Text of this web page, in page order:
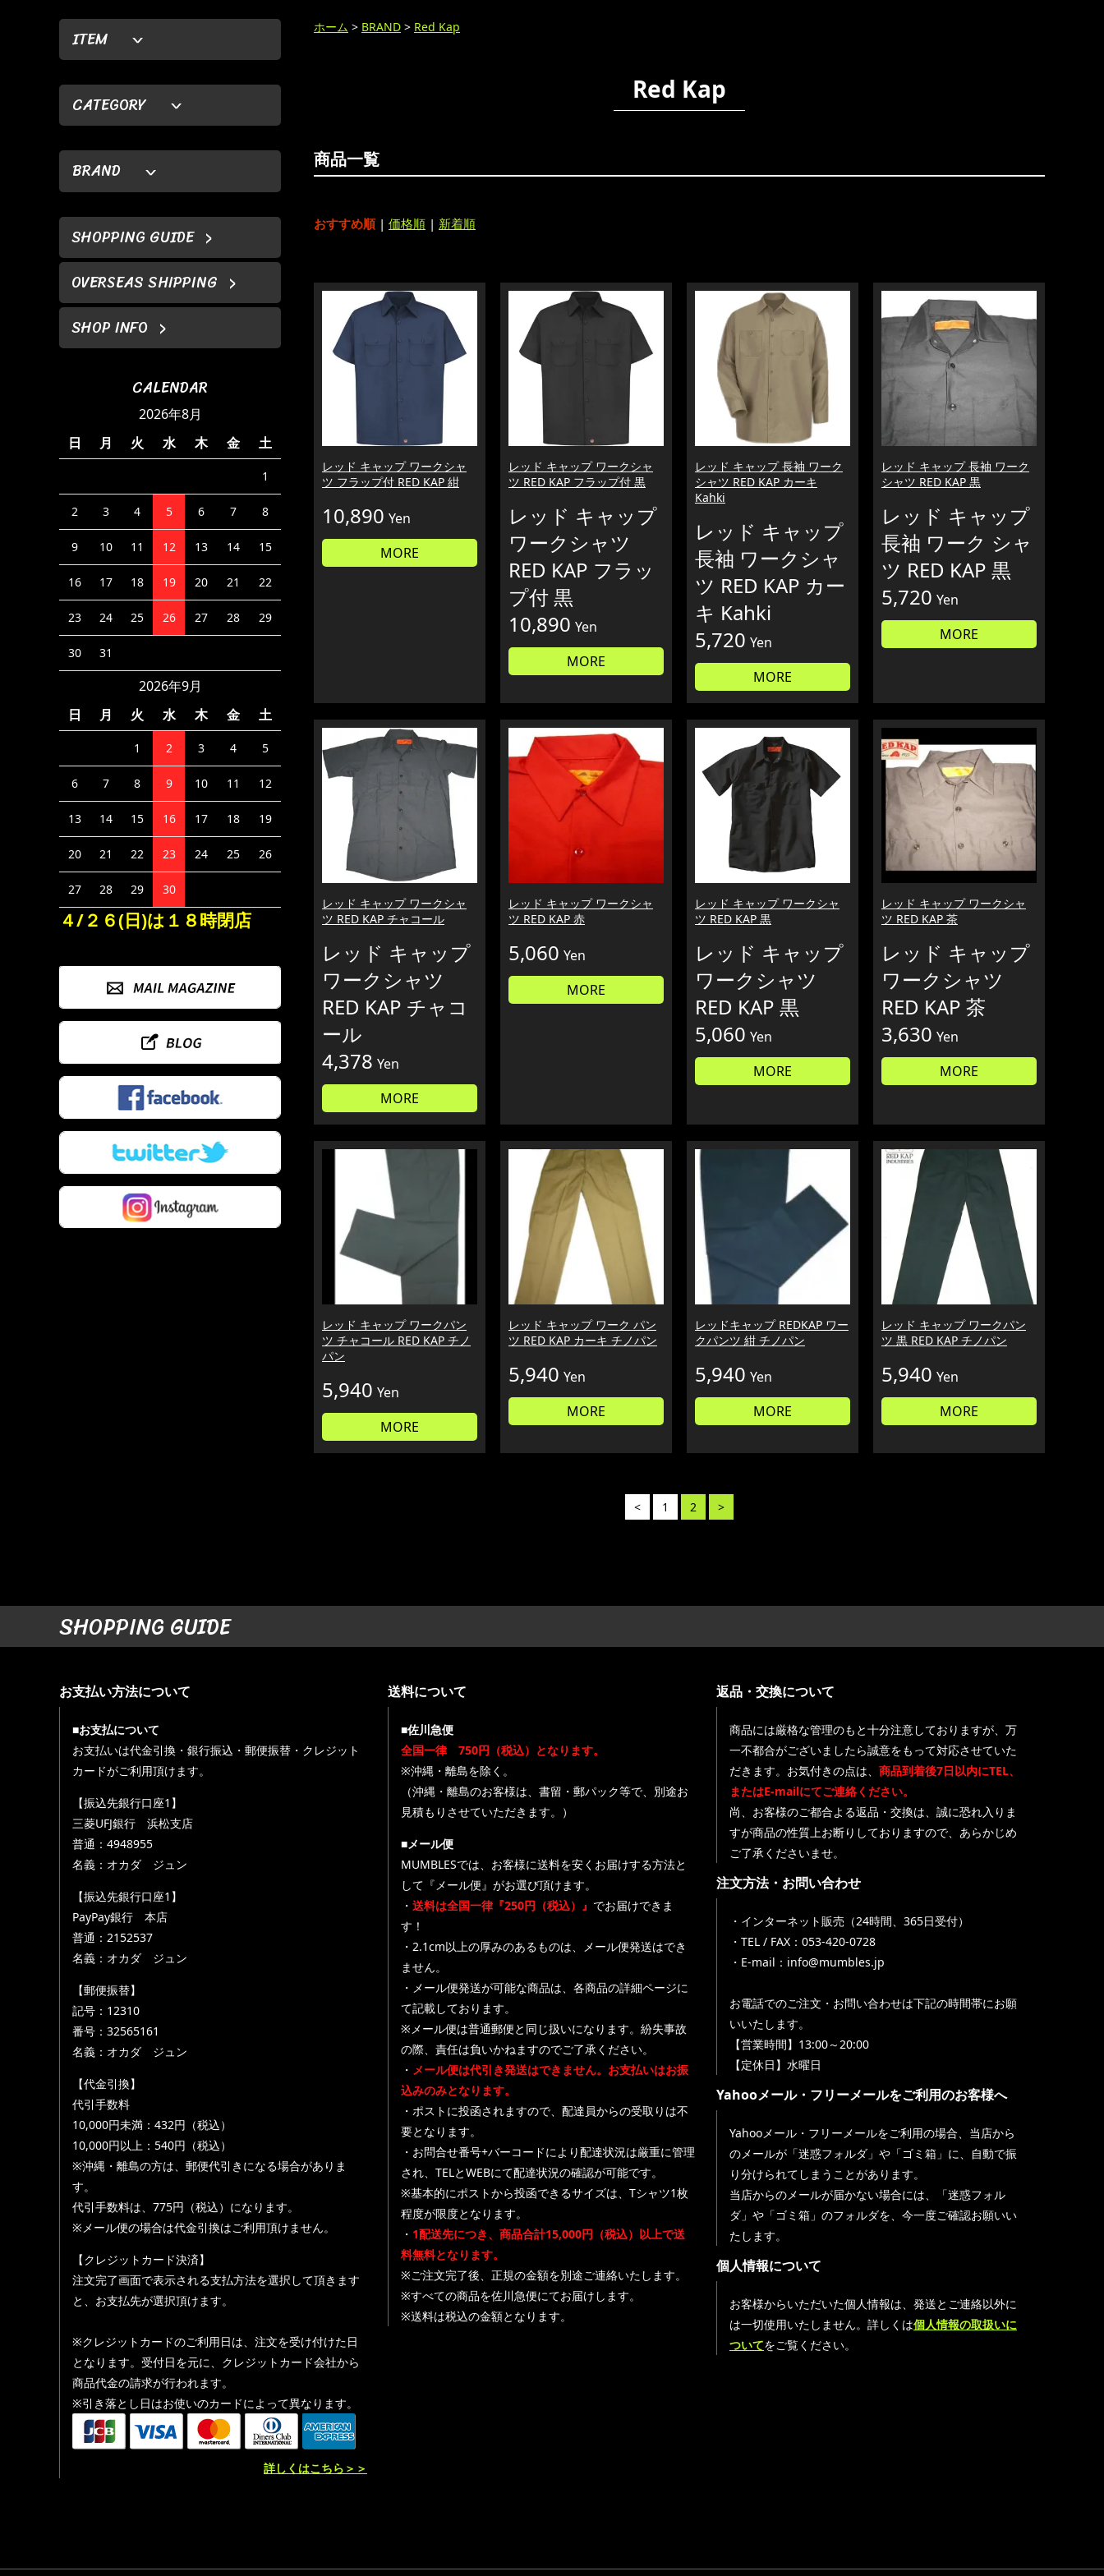
ITEM
CATEGORY
BRAND
SHOPPING GUIDE
OVERSEAS SHIPPING
SHOP INFO
CALENDAR
2026年8月
日
月 火 水 木 金 土
1
2 3 4 5 6 7 8
9 10 11 12 13 14 15
16 17 18 19 20 21 22
23 24 25 26 27 28 29
30 31
2026年9月
日
月 火 水 木 金 土
1 2 3 4 5
6 7 8 9 10 11 12
13 14 15 16 17 18 19
20 21 22 23 24 25 26
27 28 29 30
４/２６(日)は１８時閉店
ホーム > BRAND > Red Kap
Red Kap
商品一覧
おすすめ順| 価格順 | 新着順
レッド キャップ ワークシャ
ツ フラップ付 RED KAP 紺
10,890 Yen
MORE
レッド キャップ ワークシャ
ツ RED KAP フラップ付 黒
レッド キャップ
ワークシャツ
RED KAP フラッ
プ付 黒
10,890 Yen
MORE
レッド キャップ 長袖 ワーク
シャツ RED KAP カーキ
Kahki
レッド キャップ
長袖 ワークシャ
ツ RED KAP カー
キ Kahki
5,720 Yen
MORE
レッド キャップ 長袖 ワーク
シャツ RED KAP 黒
レッド キャップ
長袖 ワーク シャ
ツ RED KAP 黒
5,720 Yen
MORE
レッド キャップ ワークシャ
ツ RED KAP チャコール
レッド キャップ
ワークシャツ
RED KAP チャコ
ール
4,378 Yen
MORE
レッド キャップ ワークシャ
ツ RED KAP 赤
5,060 Yen
MORE
レッド キャップ ワークシャ
ツ RED KAP 黒
レッド キャップ
ワークシャツ
RED KAP 黒
5,060 Yen
MORE
レッド キャップ ワークシャ
ツ RED KAP 茶
レッド キャップ
ワークシャツ
RED KAP 茶
3,630 Yen
MORE
レッド キャップ ワークパン
ツ チャコール RED KAP チノ
パン
5,940 Yen
MORE
レッド キャップ ワーク パン
ツ RED KAP カーキ チノパン
5,940 Yen
MORE
レッドキャップ REDKAP ワー
クパンツ 紺 チノパン
5,940 Yen
MORE
レッド キャップ ワークパン
ツ 黒 RED KAP チノパン
5,940 Yen
MORE
< 1 2 >
SHOPPING GUIDE
お支払い方法について
■お支払について
お支払いは代金引換・銀行振込・郵便振替・クレジット
カードがご利用頂けます。
【振込先銀行口座1】
三菱UFJ銀行 浜松支店
普通：4948955
名義：オカダ ジュン
【振込先銀行口座1】
PayPay銀行 本店
普通：2152537
名義：オカダ ジュン
【郵便振替】
記号：12310
番号：32565161
名義：オカダ ジュン
【代金引換】
代引手数料
10,000円未満：432円（税込）
10,000円以上：540円（税込）
※沖縄・離島の方は、郵便代引きになる場合がありま
す。
代引手数料は、775円（税込）になります。
※メール便の場合は代金引換はご利用頂けません。
【クレジットカード決済】
注文完了画面で表示される支払方法を選択して頂きます
と、お支払先が選択頂けます。
※クレジットカードのご利用日は、注文を受け付けた日
となります。受付日を元に、クレジットカード会社から
商品代金の請求が行われます。
※引き落とし日はお使いのカードによって異なります。
詳しくはこちら＞＞
送料について
■佐川急便
全国一律 750円（税込）となります。
※沖縄・離島を除く。
（沖縄・離島のお客様は、書留・郵パック等で、別途お
見積もりさせていただきます。）
■メール便
MUMBLESでは、お客様に送料を安くお届けする方法と
して『メール便』がお選び頂けます。
・ 送料は全国一律『250円（税込）』 でお届けできま
す！
・2.1cm以上の厚みのあるものは、メール便発送はでき
ません。
・メール便発送が可能な商品は、各商品の詳細ページに
て記載しております。
※メール便は普通郵便と同じ扱いになります。紛失事故
の際、責任は負いかねますのでご了承ください。
・ メール便は代引き発送はできません。お支払いはお振
込みのみとなります。
・ポストに投函されますので、配達員からの受取りは不
要となります。
・お問合せ番号+バーコードにより配達状況は厳重に管理
され、TELとWEBにて配達状況の確認が可能です。
※基本的にポストから投函できるサイズは、Tシャツ1枚
程度が限度となります。
・ 1配送先につき、商品合計15,000円（税込）以上で送
料無料となります。
※ご注文完了後、正規の金額を別途ご連絡いたします。
※すべての商品を佐川急便にてお届けします。
※送料は税込の金額となります。
返品・交換について
商品には厳格な管理のもと十分注意しておりますが、万
一不都合がございましたら誠意をもって対応させていた
だきます。お気付きの点は、 商品到着後7日以内にTEL、
またはE-mailにてご連絡ください。
尚、お客様のご都合よる返品・交換は、誠に恐れ入りま
すが商品の性質上お断りしておりますので、あらかじめ
ご了承くださいませ。
注文方法・お問い合わせ
・インターネット販売（24時間、365日受付）
・TEL / FAX：053-420-0728
・E-mail：info@mumbles.jp
お電話でのご注文・お問い合わせは下記の時間帯にお願
いいたします。
【営業時間】13:00～20:00
【定休日】水曜日
Yahooメール・フリーメールをご利用のお客様へ
Yahooメール・フリーメールをご利用の場合、当店から
のメールが「迷惑フォルダ」や「ゴミ箱」に、自動で振
り分けられてしまうことがあります。
当店からのメールが届かない場合には、「迷惑フォル
ダ」や「ゴミ箱」のフォルダを、今一度ご確認お願いい
たします。
個人情報について
お客様からいただいた個人情報は、発送とご連絡以外に
は一切使用いたしません。詳しくは個人情報の取扱いに
ついてをご覧ください。